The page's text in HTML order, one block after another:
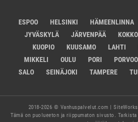
ESPOO HELSINKI HÄMEENLINNA
JYVÄSKYLÄ
JÄRVENPÄÄ
KUOPIO
KUUSAMO LAHTI
MIKKELI
OULU PORI PORVOO
SALO
SEINÄJOKI TAMPERE
2018-2026 © Vanhuspalvelut.com |
Tämä on puolueeton ja riippumaton sivusto.